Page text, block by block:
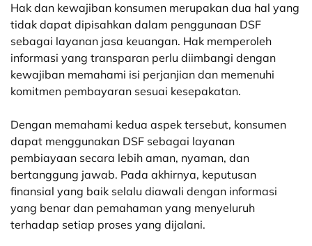
Hak dan kewajiban konsumen merupakan dua hal yang
tidak dapat dipisahkan dalam penggunaan DSF
sebagai layanan jasa keuangan. Hak memperoleh
informasi yang transparan perlu diimbangi dengan
kewajiban memahami isi perjanjian dan memenuhi
komitmen pembayaran sesuai kesepakatan.
Dengan memahami kedua aspek tersebut, konsumen
dapat menggunakan DSF sebagai layanan
pembiayaan secara lebih aman, nyaman, dan
bertanggung jawab. Pada akhirnya, keputusan
finansial yang baik selalu diawali dengan informasi
yang benar dan pemahaman yang menyeluruh
terhadap setiap proses yang dijalani.